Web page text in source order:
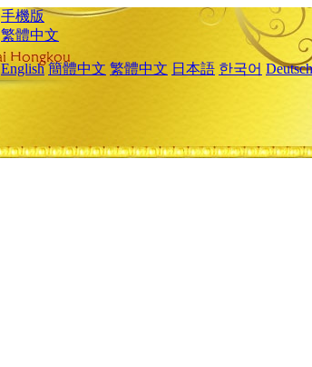
手機版
繁體中文
English 簡體中文 繁體中文 日本語 한국어 Deutsch